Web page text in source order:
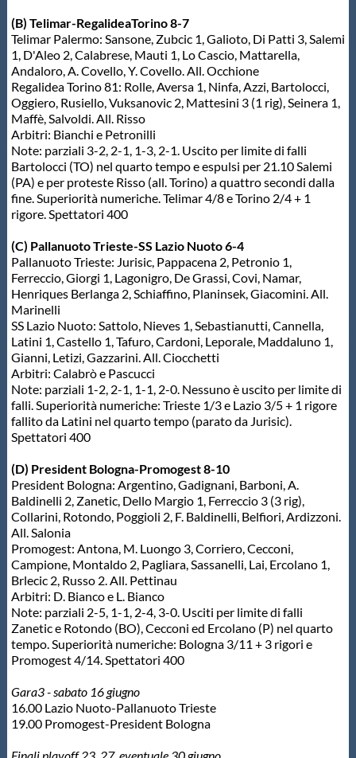
(B) Telimar-RegalideaTorino 8-7
Telimar Palermo: Sansone, Zubcic 1, Galioto, Di Patti 3, Salemi
1, D'Aleo 2, Calabrese, Mauti 1, Lo Cascio, Mattarella,
Andaloro, A. Covello, Y. Covello. All. Occhione
Regalidea Torino 81: Rolle, Aversa 1, Ninfa, Azzi, Bartolocci,
Oggiero, Rusiello, Vuksanovic 2, Mattesini 3 (1 rig), Seinera 1,
Maffè, Salvoldi. All. Risso
Arbitri: Bianchi e Petronilli
Note: parziali 3-2, 2-1, 1-3, 2-1. Uscito per limite di falli
Bartolocci (TO) nel quarto tempo e espulsi per 21.10 Salemi
(PA) e per proteste Risso (all. Torino) a quattro secondi dalla
fine. Superiorità numeriche. Telimar 4/8 e Torino 2/4 + 1
rigore. Spettatori 400
(C) Pallanuoto Trieste-SS Lazio Nuoto 6-4
Pallanuoto Trieste: Jurisic, Pappacena 2, Petronio 1,
Ferreccio, Giorgi 1, Lagonigro, De Grassi, Covi, Namar,
Henriques Berlanga 2, Schiaffino, Planinsek, Giacomini. All.
Marinelli
SS Lazio Nuoto: Sattolo, Nieves 1, Sebastianutti, Cannella,
Latini 1, Castello 1, Tafuro, Cardoni, Leporale, Maddaluno 1,
Gianni, Letizi, Gazzarini. All. Ciocchetti
Arbitri: Calabrò e Pascucci
Note: parziali 1-2, 2-1, 1-1, 2-0. Nessuno è uscito per limite di
falli. Superiorità numeriche: Trieste 1/3 e Lazio 3/5 + 1 rigore
fallito da Latini nel quarto tempo (parato da Jurisic).
Spettatori 400
(D) President Bologna-Promogest 8-10
President Bologna: Argentino, Gadignani, Barboni, A.
Baldinelli 2, Zanetic, Dello Margio 1, Ferreccio 3 (3 rig),
Collarini, Rotondo, Poggioli 2, F. Baldinelli, Belfiori, Ardizzoni.
All. Salonia
Promogest: Antona, M. Luongo 3, Corriero, Cecconi,
Campione, Montaldo 2, Pagliara, Sassanelli, Lai, Ercolano 1,
Brlecic 2, Russo 2. All. Pettinau
Arbitri: D. Bianco e L. Bianco
Note: parziali 2-5, 1-1, 2-4, 3-0. Usciti per limite di falli
Zanetic e Rotondo (BO), Cecconi ed Ercolano (P) nel quarto
tempo. Superiorità numeriche: Bologna 3/11 + 3 rigori e
Promogest 4/14. Spettatori 400
Gara3 - sabato 16 giugno
16.00 Lazio Nuoto-Pallanuoto Trieste
19.00 Promogest-President Bologna